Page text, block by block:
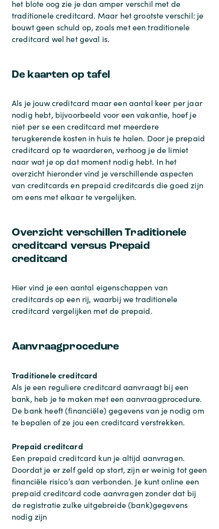
het blote oog zie je dan amper verschil met de
traditionele creditcard. Maar het grootste verschil: je
bouwt geen schuld op, zoals met een traditionele
creditcard wel het geval is.
De kaarten op tafel
Als je jouw creditcard maar een aantal keer per jaar
nodig hebt, bijvoorbeeld voor een vakantie, hoef je
niet per se een creditcard met meerdere
terugkerende kosten in huis te halen. Door je prepaid
creditcard op te waarderen, verhoog je de limiet
naar wat je op dat moment nodig hebt. In het
overzicht hieronder vind je verschillende aspecten
van creditcards en prepaid creditcards die goed zijn
om eens met elkaar te vergelijken.
Overzicht verschillen Traditionele
creditcard versus Prepaid
creditcard
Hier vind je een aantal eigenschappen van
creditcards op een rij, waarbij we traditionele
creditcard vergelijken met de prepaid.
Aanvraagprocedure
Traditionele creditcard
Als je een reguliere creditcard aanvraagt bij een
bank, heb je te maken met een aanvraagprocedure.
De bank heeft (financiële) gegevens van je nodig om
te bepalen of ze jou een creditcard verstrekken.
Prepaid creditcard
Een prepaid creditcard kun je altijd aanvragen.
Doordat je er zelf geld op stort, zijn er weinig tot geen
financiële risico’s aan verbonden. Je kunt online een
prepaid creditcard code aanvragen zonder dat bij
de registratie zulke uitgebreide (bank)gegevens
nodig zijn